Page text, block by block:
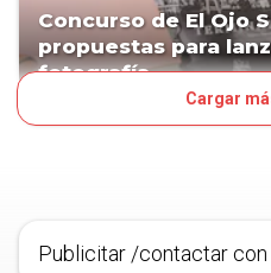
Concurso de El Ojo
propuestas para
fotografía
Cargar
Publicitar /contactar con